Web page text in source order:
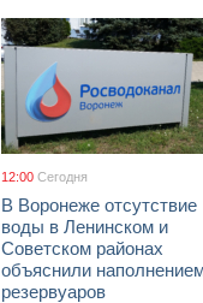
12:00 Сегодня
В Воронеже отсутствие
воды в Ленинском и
Советском районах
объяснили
резервуаров